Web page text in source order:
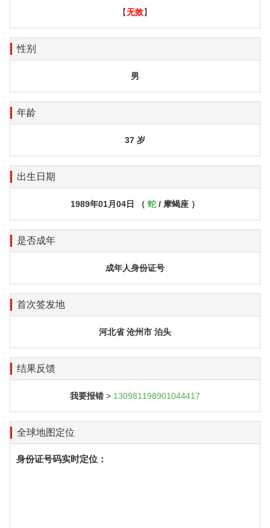
【无效】
性别
男
年龄
37 岁
出生日期
1989年01月04日 （ 蛇 / 摩蝎座 ）
是否成年
成年人身份证号
首次签发地
河北省 沧州市 泊头
结果反馈
我要报错 > 130981198901044417
全球地图定位
身份证号码实时定位：